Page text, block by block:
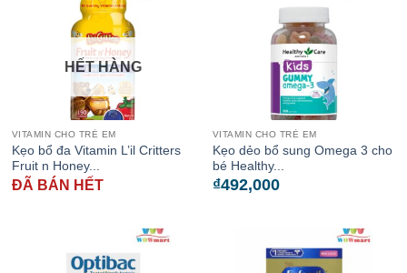
HẾT HÀNG
VITAMIN CHO TRẺ EM
Kẹo bổ đa Vitamin L’il Critters
Fruit n Honey...
ĐÃ BÁN HẾT
VITAMIN CHO TRẺ EM
Kẹo dẻo bổ sung Omega 3 cho
bé Healthy...
₫492,000